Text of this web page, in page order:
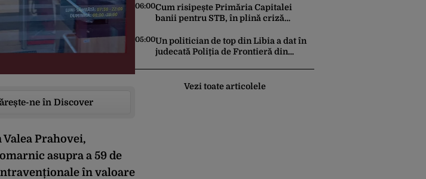
ne în Discover
Prahovei,
asupra a 59 de
în valoare
de ani
06:00Cum risipește Primăria Capitalei
banii pentru STB, în plină criză
05:00Un politician de top din Libia a dat în
judecată Poliția de Frontieră din
Vezi toate articolele